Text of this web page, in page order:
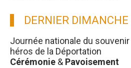
DERNIER DIMANCHE
Journée nationale du
héros de la Déportation
Cérémonie & Pavoisement